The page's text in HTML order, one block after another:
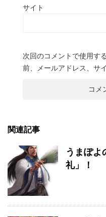
サイト
次回のコメントで使用す
前、メールアドレス、サ
関連記事
うまぽよ
礼」！